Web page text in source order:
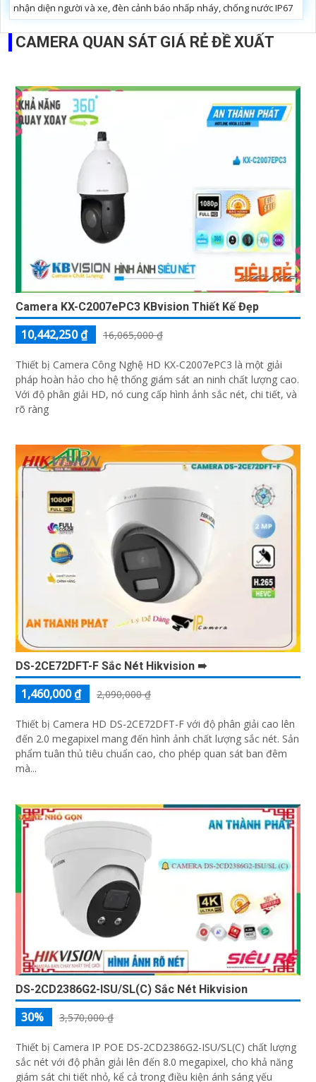
nhận diện người và xe, đèn cảnh báo nhấp nháy, chống nước IP67
CAMERA QUAN SÁT GIÁ RẺ ĐỀ XUẤT
Camera KX-C2007ePC3 KBvision Thiết Kế Đẹp
10,442,250 ₫ 16,065,000 ₫
Thiết bị Camera Công Nghệ HD KX-C2007ePC3 là một giải
pháp hoàn hảo cho hệ thống giám sát an ninh chất lượng cao.
Với độ phân giải HD, nó cung cấp hình ảnh sắc nét, chi tiết, và
rõ ràng
DS-2CE72DFT-F Sắc Nét Hikvision ➠
1,460,000 ₫ 2,090,000 ₫
Thiết bị Camera HD DS-2CE72DFT-F với độ phân giải cao lên
đến 2.0 megapixel mang đến hình ảnh chất lượng sắc nét. Sản
phẩm tuân thủ tiêu chuẩn cao, cho phép quan sát ban đêm
mà...
DS-2CD2386G2-ISU/SL(C) Sắc Nét Hikvision
30% 3,570,000 ₫
Thiết bị Camera IP POE DS-2CD2386G2-ISU/SL(C) chất lượng
sắc nét với độ phân giải lên đến 8.0 megapixel, cho khả năng
giám sát chi tiết nhỏ, kể cả trong điều kiện ánh sáng yếu